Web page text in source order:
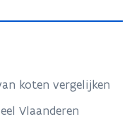
koten vergelijken
Vlaanderen